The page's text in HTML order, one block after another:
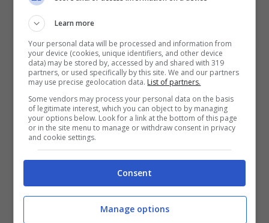
FastBet
BONUS BENVENUTO FASTBET
Bonus FastBet: 50€ di Bonus Benvenuto
scommesse
Inserisci il codice BONUSBET in fase di registrazione:
ricevi il 50% gratis sul primo deposito fino a 50€
50€ di Bonus reale
VERIFICA
Learn more
Your personal data will be processed and information from
your device (cookies, unique identifiers, and other device
data) may be stored by, accessed by and shared with 319
partners, or used specifically by this site. We and our partners
may use precise geolocation data. List of partners.
Some vendors may process your personal data on the basis
of legitimate interest, which you can object to by managing
your options below. Look for a link at the bottom of this page
or in the site menu to manage or withdraw consent in privacy
and cookie settings.
Consent
Manage options